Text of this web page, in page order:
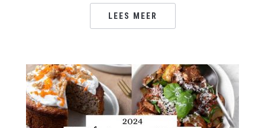
LEES MEER